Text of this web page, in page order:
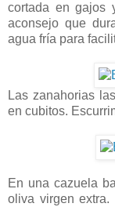
cortada en gajos
aconsejo que
agua fría para
Las zanahorias
en cubitos.
En una cazuela
oliva virgen extra.